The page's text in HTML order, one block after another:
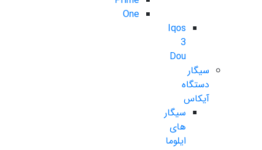
One
Iqos
3
Dou
سیگار
دستگاه
آیکاس
سیگار
های
ایلوما